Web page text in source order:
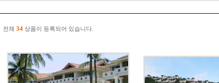
전체 34 상품이 등록되어 있습니다.